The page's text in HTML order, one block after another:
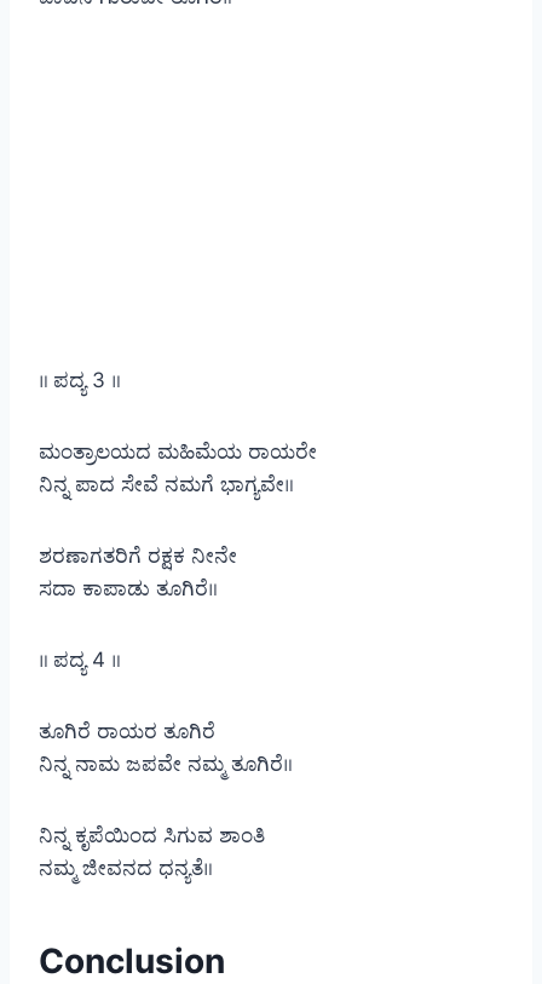
॥ ಪದ್ಯ 3 ॥
ಮಂತ್ರಾಲಯದ ಮಹಿಮೆಯ ರಾಯರೇ
ನಿನ್ನ ಪಾದ ಸೇವೆ ನಮಗೆ ಭಾಗ್ಯವೇ॥
ಶರಣಾಗತರಿಗೆ ರಕ್ಷಕ ನೀನೇ
ಸದಾ ಕಾಪಾಡು ತೂಗಿರೆ॥
॥ ಪದ್ಯ 4 ॥
ತೂಗಿರೆ ರಾಯರ ತೂಗಿರೆ
ನಿನ್ನ ನಾಮ ಜಪವೇ ನಮ್ಮ ತೂಗಿರೆ॥
ನಿನ್ನ ಕೃಪೆಯಿಂದ ಸಿಗುವ ಶಾಂತಿ
ನಮ್ಮ ಜೀವನದ ಧನ್ಯತೆ॥
Conclusion